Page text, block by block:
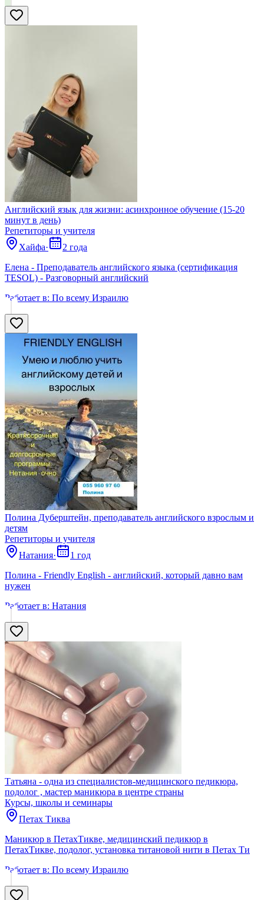
Английский язык для жизни: асинхронное обучение (15-20
минут в день)
Репетиторы и учителя
Хайфа·
2 года
Елена - Преподаватель английского языка (сертификация
TESOL) - Разговорный английский
Работает в: По всему Израилю
Полина Дуберштейн, преподаватель английского взрослым и
детям
Репетиторы и учителя
Натания·
1 год
Полина - Friendly English - английский, который давно вам
нужен
Работает в: Натания
Татьяна - одна из специалистов-медицинского педикюра,
подолог , мастер маникюра в центре страны
Курсы, школы и семинары
Петах Тиква
Маникюр в ПетахТикве, медицинский педикюр в
ПетахТикве, подолог, установка титановой нити в Петах Ти
Работает в: По всему Израилю